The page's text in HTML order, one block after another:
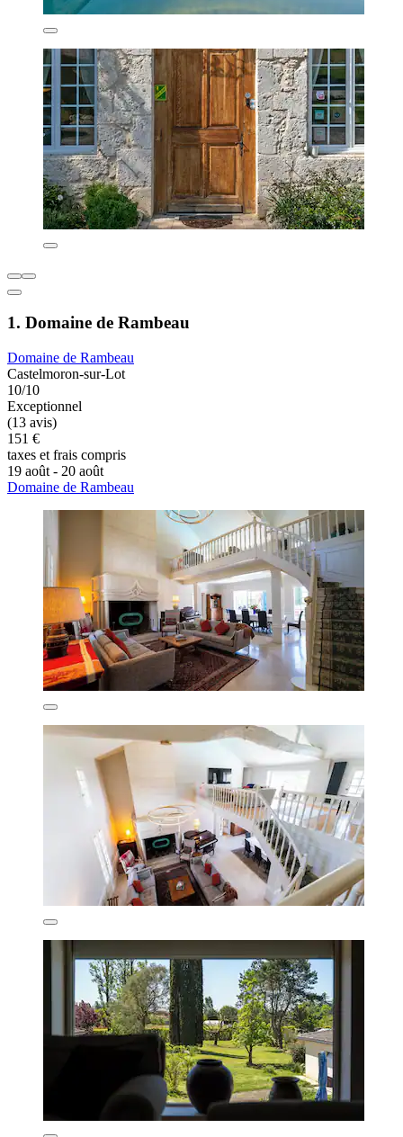
1. Domaine de Rambeau
Domaine de Rambeau
Castelmoron-sur-Lot
10/10
Exceptionnel
(13 avis)
151 €
taxes et frais compris
19 août - 20 août
Domaine de Rambeau